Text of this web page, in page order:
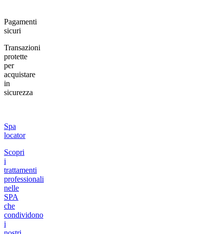
Pagamenti
sicuri
Transazioni
protette
per
acquistare
in
sicurezza
Spa
locator
Scopri
i
trattamenti
professionali
nelle
SPA
che
condividono
i